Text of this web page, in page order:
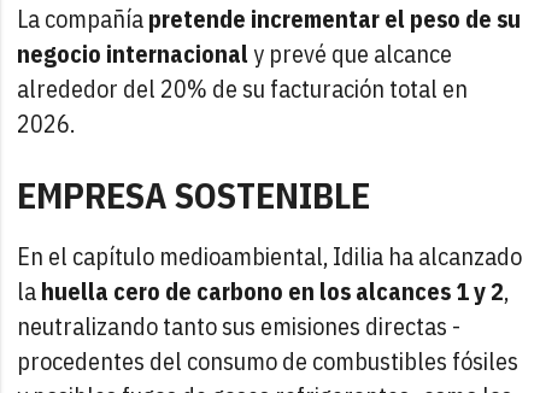
La compañíapretende incrementar el peso de su
negocio internacionaly prevé que alcance
alrededor del 20% de su facturación total en
2026.
EMPRESA SOSTENIBLE
En el capítulo medioambiental, Idilia ha alcanzado
lahuella cero de carbono en los alcances 1 y 2,
neutralizando tanto sus emisiones directas -
procedentes del consumo de combustibles fósiles